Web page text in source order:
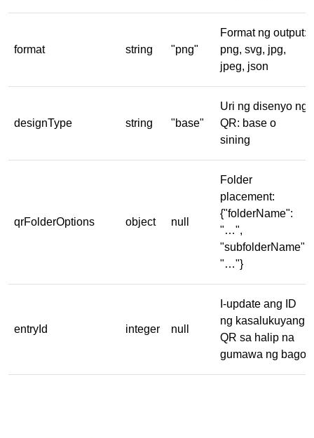
format string "png"
Format ng output:
png, svg, jpg,
jpeg, json
designType string "base"
Uri ng disenyo ng
QR: base o
sining
qrFolderOptions object null
Folder
placement:
{"folderName":
"…",
"subfolderName":
"…"}
entryId integer null
I-update ang ID
ng kasalukuyang
QR sa halip na
gumawa ng bago